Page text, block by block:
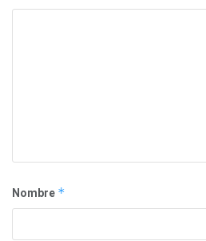
Nombre *